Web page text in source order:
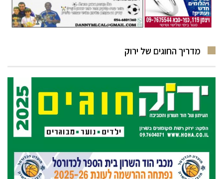
מדריך החוגים של ירוק